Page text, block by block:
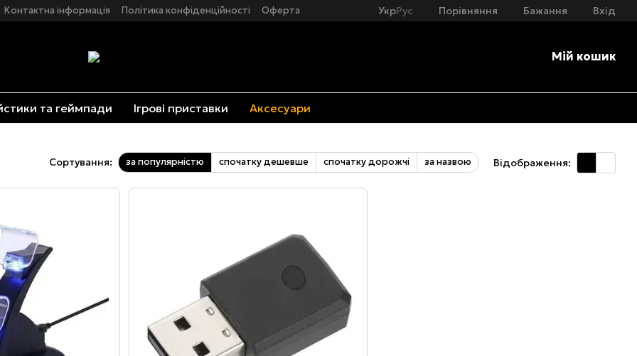
Контактна інформація Політика конфіденційності
Оферта
УкрРус Порівняння Бажання Вхід
Мій кошик
та геймпади Ігрові приставки Аксесуари
Сортування: за популярністю спочатку дешевше спочатку дорожчі за назвою Відображення: